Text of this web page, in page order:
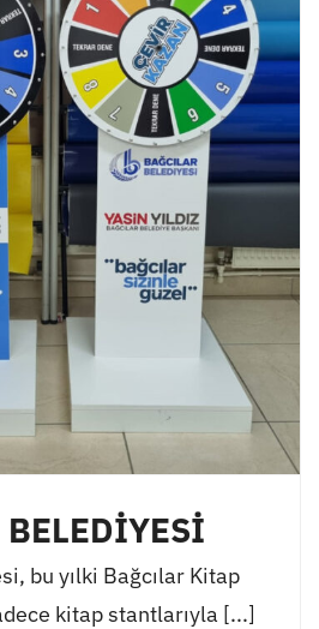
bu yılki Bağcılar Kitap
kitap stantlarıyla [...]